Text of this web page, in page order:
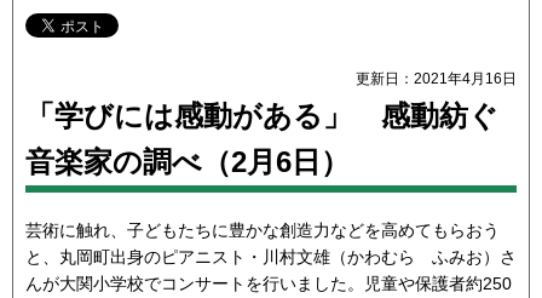
更新日：2021年4月16日
「学びには感動がある」 感動紡ぐ
音楽家の調べ（2月6日）
芸術に触れ、子どもたちに豊かな創造力などを高めてもらおう
と、丸岡町出身のピアニスト・川村文雄（かわむら ふみお）さ
んが大関小学校でコンサートを行いました。児童や保護者約250